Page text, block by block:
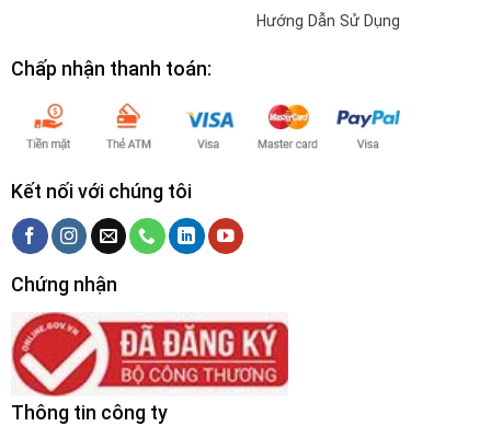
Hướng Dẫn Sử Dụng
Chấp nhận thanh toán:
Kết nối với chúng tôi
Chứng nhận
Thông tin công ty